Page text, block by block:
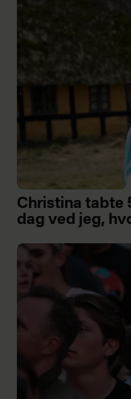
Christina tabte
dag ved jeg,